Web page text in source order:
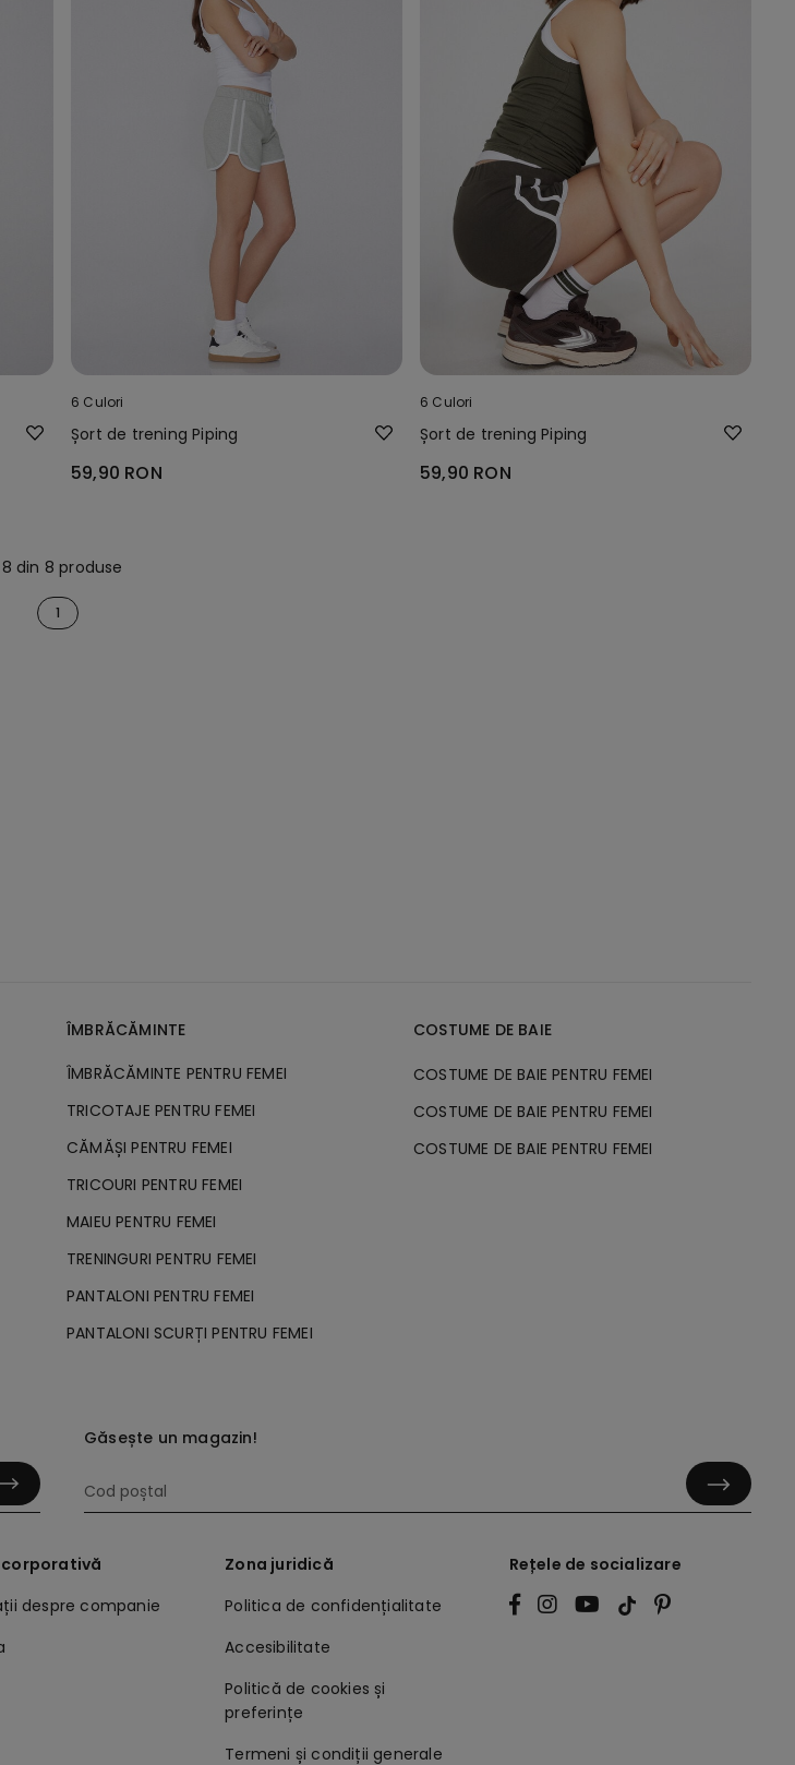
6 Culori
Șort de trening Piping
59,90 RON
6 Culori
Șort de trening Piping
59,90 RON
8 din 8 produse
1
ÎMBRĂCĂMINTE
ÎMBRĂCĂMINTE PENTRU FEMEI
TRICOTAJE PENTRU FEMEI
CĂMĂȘI PENTRU FEMEI
TRICOURI PENTRU FEMEI
MAIEU PENTRU FEMEI
TRENINGURI PENTRU FEMEI
PANTALONI PENTRU FEMEI
PANTALONI SCURȚI PENTRU FEMEI
COSTUME DE BAIE
COSTUME DE BAIE PENTRU FEMEI
COSTUME DE BAIE PENTRU FEMEI
COSTUME DE BAIE PENTRU FEMEI
Găsește un magazin!
despre companie
Zona juridică
Politica de confidențialitate
Accesibilitate
Politică de cookies și
preferințe
Termeni și condiții generale
Rețele de socializare